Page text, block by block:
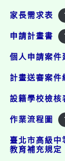
家長需求表
申請計畫書
個人申請案件
計畫送審案件
設籍學校檢核
作業流程圖
臺北市高級
教育補充規定